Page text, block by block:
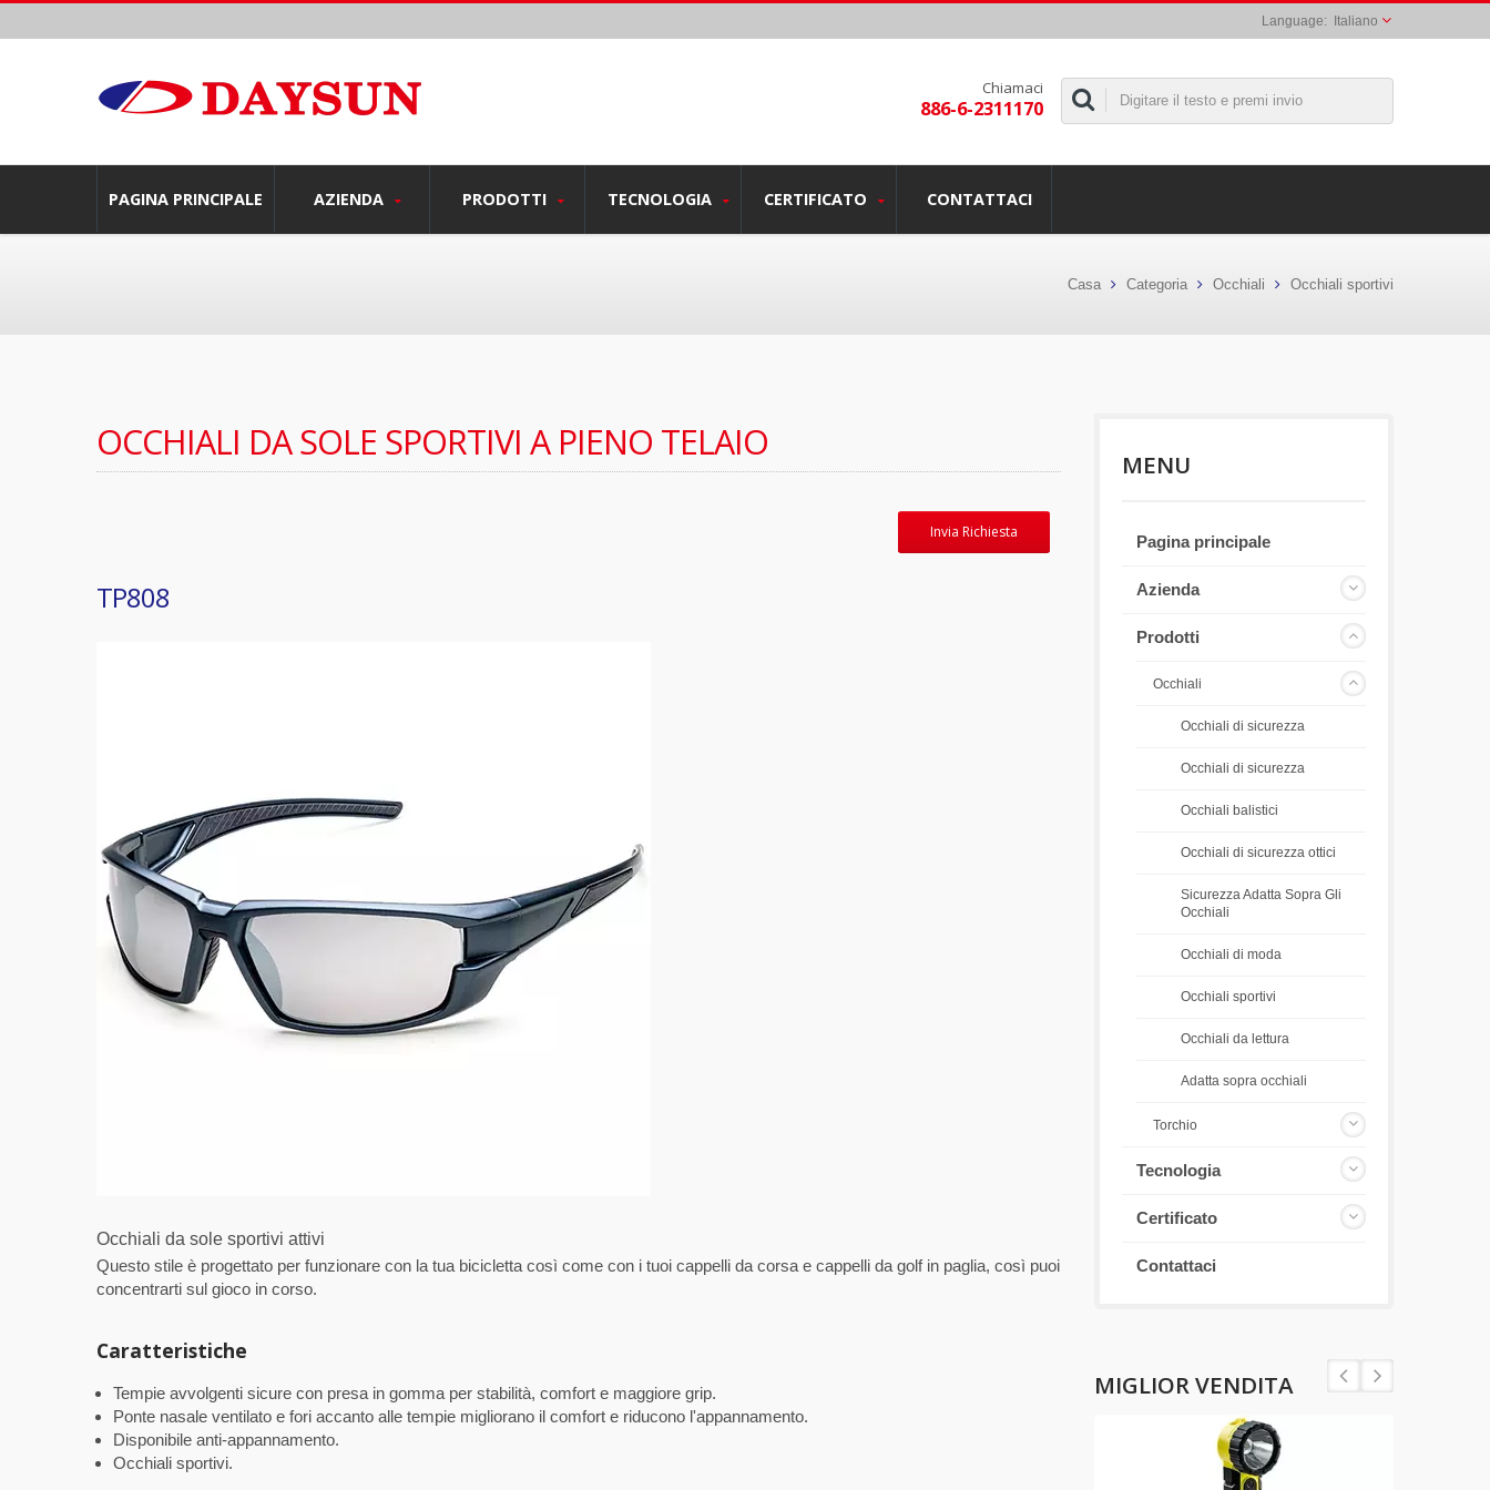
Italiano
Chiamaci
886-6-2311170
PAGINA PRINCIPALE AZIENDA PRODOTTI TECNOLOGIA CERTIFICATO CONTATTACI
Casa Categoria Occhiali Occhiali sportivi
OCCHIALI DA SOLE SPORTIVI A PIENO TELAIO
Invia Richiesta
TP808
Occhiali da sole sportivi attivi
Questo stile è progettato per funzionare con la tua bicicletta così come con i tuoi cappelli da corsa e cappelli da golf in paglia, così puoi
concentrarti sul gioco in corso.
Caratteristiche
Tempie avvolgenti sicure con presa in gomma per stabilità, comfort e maggiore grip.
Ponte nasale ventilato e fori accanto alle tempie migliorano il comfort e riducono l'appannamento.
Disponibile anti-appannamento.
Occhiali sportivi.
MENU
Pagina principale
Azienda
Prodotti
Occhiali
Occhiali di sicurezza
Occhiali di sicurezza
Occhiali balistici
Occhiali di sicurezza ottici
Sicurezza Adatta Sopra Gli
Occhiali
Occhiali di moda
Occhiali sportivi
Occhiali da lettura
Adatta sopra occhiali
Torchio
Tecnologia
Certificato
Contattaci
MIGLIOR VENDITA